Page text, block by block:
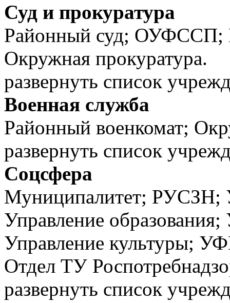
Суд и прокуратура
Районный суд; ОУФССП;
Окружная прокуратура.
развернуть список
Военная служба
Районный военкомат;
развернуть список
Соцсфера
Муниципалитет;
Управление
Управление культуры;
Отдел ТУ
развернуть список